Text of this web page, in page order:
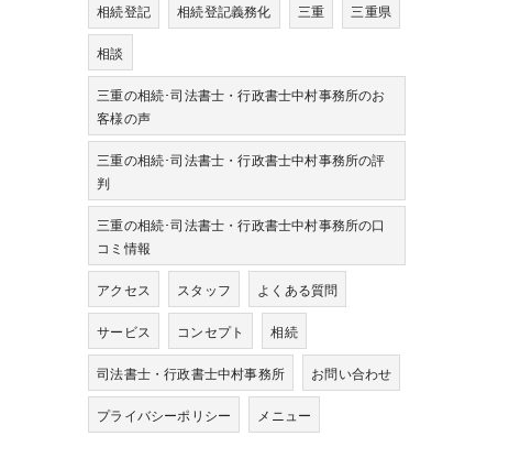
相続登記 相続登記義務化 三重 三重県
相談
三重の相続･司法書士・行政書士中村事務所のお
客様の声
三重の相続･司法書士・行政書士中村事務所の評
判
三重の相続･司法書士・行政書士中村事務所の口
コミ情報
アクセス スタッフ よくある質問
サービス コンセプト 相続
司法書士・行政書士中村事務所 お問い合わせ
プライバシーポリシー メニュー